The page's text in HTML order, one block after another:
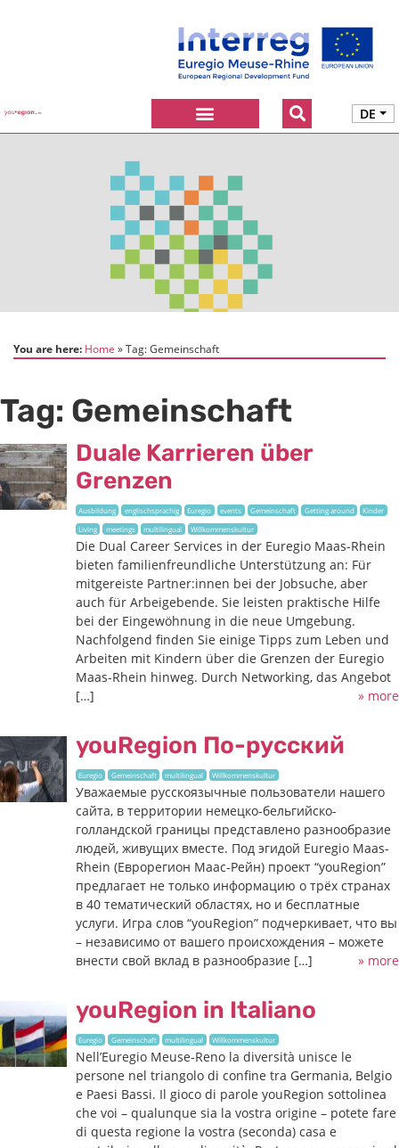
DE
You are here: Home Tag:Gemeinschaft
Tag: Gemeinschaft
Duale Karrieren über
Grenzen
Ausbildung englischsprachig Euregio events Gemeinschaft Getting around
Kinder
Living
meetings multilingual Willkommenskultur
Die Dual Career Services in der Euregio Maas-Rhein
bieten familienfreundliche Unterstützung an: Für
mitgereiste Partner:innen bei der Jobsuche, aber
auch für Arbeigebende. Sie leisten praktische Hilfe
bei der Eingewöhnung in die neue Umgebung.
Nachfolgend finden Sie einige Tipps zum Leben und
Arbeiten mit Kindern über die Grenzen der Euregio
Maas-Rhein hinweg. Durch Networking, das Angebot
[…]
» more
youRegion По-русский
Euregio Gemeinschaft multilingual Willkommenskultur
Уважаемые русскоязычные пользователи нашего
сайта, в территории немецко-бельгийско-
голландской границы представлено разнообразие
людей, живущих вместе. Под эгидой Euregio Maas-
Rhein (Еврорегион Маас-Рейн) проект “youRegion”
предлагает не только информацию о трёх странах
в 40 тематический областях, но и бесплатные
услуги. Игра слов “youRegion” подчеркивает, что вы
– независимо от вашего происхождения – можете
внести свой вклад в разнообразие […]
» more
youRegion in Italiano
Euregio Gemeinschaft multilingual Willkommenskultur
Nell’Euregio Meuse-Reno la diversità unisce le
persone nel triangolo di confine tra Germania, Belgio
e Paesi Bassi. Il gioco di parole youRegion sottolinea
che voi – qualunque sia la vostra origine – potete fare
di questa regione la vostra (seconda) casa e